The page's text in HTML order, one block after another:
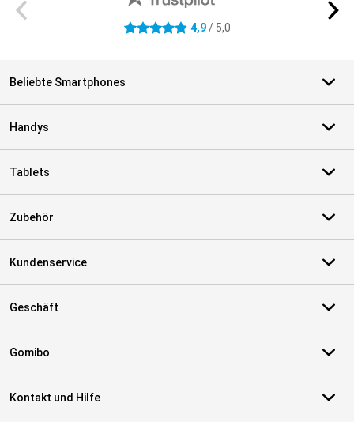
4.9 Sterne 4,9/ 5,0
Beliebte Smartphones
Handys
Tablets
Zubehör
Kundenservice
Geschäft
Gomibo
Kontakt und Hilfe